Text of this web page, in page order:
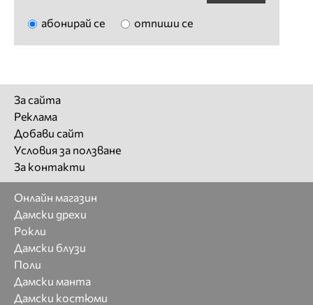
абонирай се отпиши се
За сайта
Реклама
Добави сайт
Условия за ползване
За контакти
Онлайн магазин
Дамски дрехи
Рокли
Дамски блузи
Поли
Дамски манта
Дамски костюми